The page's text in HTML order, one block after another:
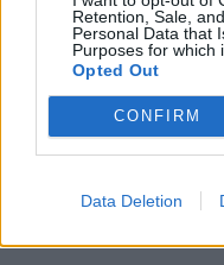
Retention, Sale,
Personal Data that
Purposes for which
Opted Out
CONFIRM
Data Deletion
ημέρες για να τα
χωρίς να πληρώσετε
23/12/2020 - 11:00